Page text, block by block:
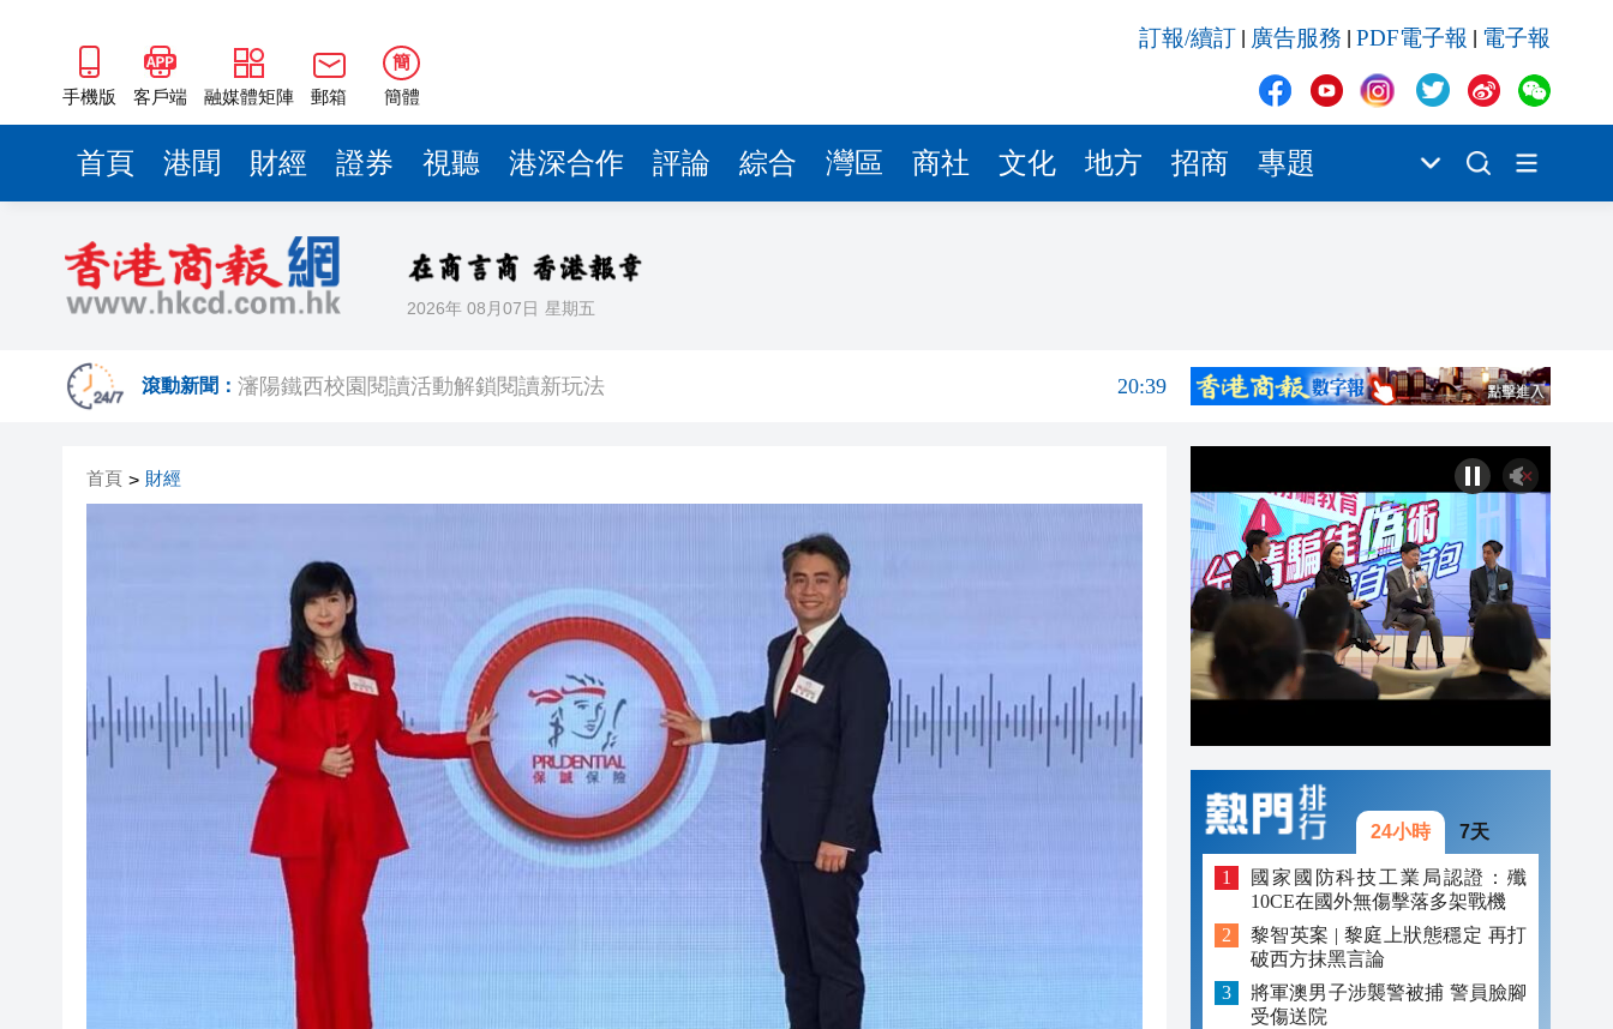
手機版 客戶端 融媒體矩陣 郵箱
簡
簡體
訂報/續訂 廣告服務 PDF電子報 電子報
首頁 港聞 財經 證券 視聽 港深合作 評論 綜合 灣區 商社 文化 地方 招商 專題
2026年 08月07日 星期五
滾動新聞：
閩粵贛三地漢樂藝術家齊聚深圳，共奏客家文化傳承新篇章
20:34
黎智英案｜吳良好：依法公正處理黎智英求情 罪證如山豈能妄想輕判
50餘位頂尖專家共話時代命題
20:55
梁振英率港區全國政協委員考察團來瓊考察
2025年海南儋州以舊換新帶動消費約18億元
瀋陽鐵西校園閱讀活動解鎖閱讀新玩法
20:39
海南澄邁文儒煥新升級 五組數據見證文儒沉香從傳統邁向現代
梁振英率港區全國政協委員考察團來瓊考察
2025年海南儋州以舊換新帶動消費約18億元
山東26戶省屬國企去年合計營收2.58萬億 利潤總額近936億
20:40
瀋陽鐵西校園閱讀活動解鎖閱讀新玩法
閩粵贛三地漢樂藝術家齊聚深圳，共奏客家文化傳承新篇章
首頁 > 財經
24小時 7天
國家國防科技工業局認證：殲
10CE在國外無傷擊落多架戰機
黎智英案 | 黎庭上狀態穩定 再打
破西方抹黑言論
將軍澳男子涉襲警被捕 警員臉腳
受傷送院